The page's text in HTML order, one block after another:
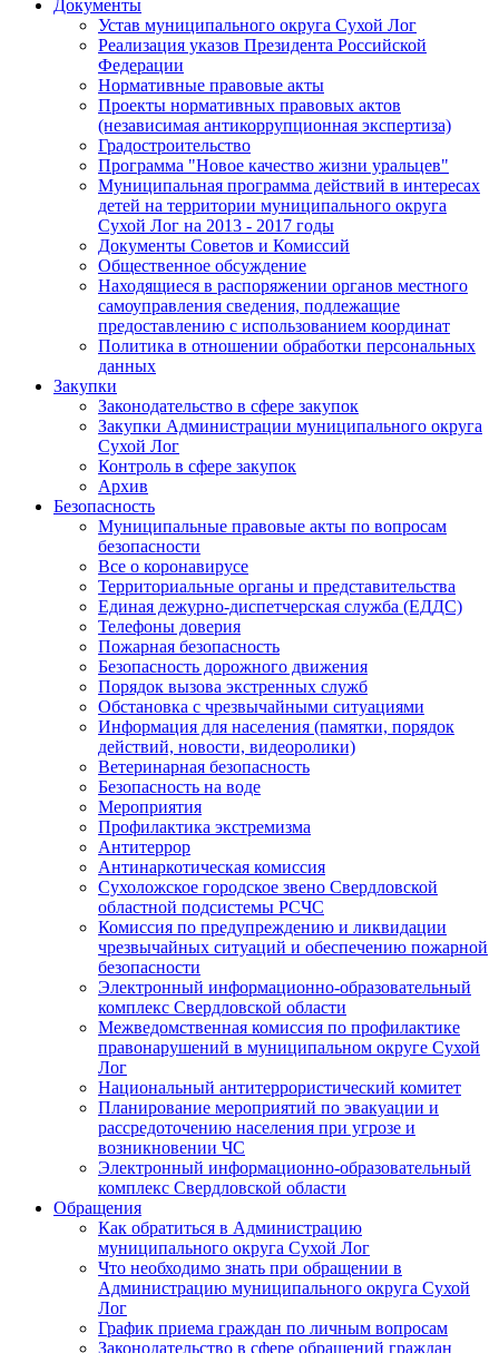
Документы
Устав муниципального округа Сухой Лог
Реализация указов Президента Российской
Федерации
Нормативные правовые акты
Проекты нормативных правовых актов
(независимая антикоррупционная экспертиза)
Градостроительство
Программа "Новое качество жизни уральцев"
Муниципальная программа действий в интересах
детей на территории муниципального округа
Сухой Лог на 2013 - 2017 годы
Документы Советов и Комиссий
Общественное обсуждение
Находящиеся в распоряжении органов местного
самоуправления сведения, подлежащие
предоставлению с использованием координат
Политика в отношении обработки персональных
данных
Закупки
Законодательство в сфере закупок
Закупки Администрации муниципального округа
Сухой Лог
Контроль в сфере закупок
Архив
Безопасность
Муниципальные правовые акты по вопросам
безопасности
Все о коронавирусе
Территориальные органы и представительства
Единая дежурно-диспетчерская служба (ЕДДС)
Телефоны доверия
Пожарная безопасность
Безопасность дорожного движения
Порядок вызова экстренных служб
Обстановка с чрезвычайными ситуациями
Информация для населения (памятки, порядок
действий, новости, видеоролики)
Ветеринарная безопасность
Безопасность на воде
Мероприятия
Профилактика экстремизма
Антитеррор
Антинаркотическая комиссия
Сухоложское городское звено Свердловской
областной подсистемы РСЧС
Комиссия по предупреждению и ликвидации
чрезвычайных ситуаций и обеспечению пожарной
безопасности
Электронный информационно-образовательный
комплекс Cвердловской области
Межведомственная комиссия по профилактике
правонарушений в муниципальном округе Сухой
Лог
Национальный антитеррористический комитет
Планирование мероприятий по эвакуации и
рассредоточению населения при угрозе и
возникновении ЧС
Электронный информационно-образовательный
комплекс Свердловской области
Обращения
Как обратиться в Администрацию
муниципального округа Сухой Лог
Что необходимо знать при обращении в
Администрацию муниципального округа Сухой
Лог
График приема граждан по личным вопросам
Законодательство в сфере обращений граждан